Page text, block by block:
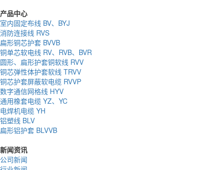
产品中心
室内固定布线 BV、BYJ
消防连接线 RVS
扁形铜芯护套 BVVB
铜单芯软电线 RV、RVB、BVR
圆形、扁形护套铜软线 RVV
铜芯弹性体护套软线 TRVV
铜芯护套屏蔽软电缆 RVVP
数字通信网格线 HYV
通用橡套电缆 YZ、YC
电焊机电缆 YH
铝塑线 BLV
扁形铝护套 BLVVB
新闻资讯
公司新闻